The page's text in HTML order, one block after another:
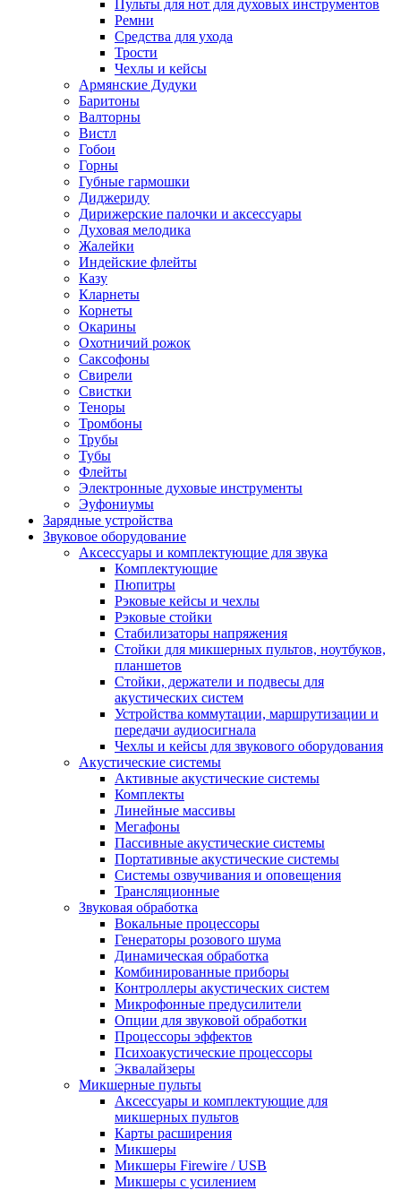
Пульты для нот для духовых инструментов
Ремни
Средства для ухода
Трости
Чехлы и кейсы
Армянские Дудуки
Баритоны
Валторны
Вистл
Гобои
Горны
Губные гармошки
Диджериду
Дирижерские палочки и аксессуары
Духовая мелодика
Жалейки
Индейские флейты
Казу
Кларнеты
Корнеты
Окарины
Охотничий рожок
Саксофоны
Свирели
Свистки
Теноры
Тромбоны
Трубы
Тубы
Флейты
Электронные духовые инструменты
Эуфониумы
Зарядные устройства
Звуковое оборудование
Аксессуары и комплектующие для звука
Комплектующие
Пюпитры
Рэковые кейсы и чехлы
Рэковые стойки
Стабилизаторы напряжения
Стойки для микшерных пультов, ноутбуков,
планшетов
Стойки, держатели и подвесы для
акустических систем
Устройства коммутации, маршрутизации и
передачи аудиосигнала
Чехлы и кейсы для звукового оборудования
Акустические системы
Активные акустические системы
Комплекты
Линейные массивы
Мегафоны
Пассивные акустические системы
Портативные акустические системы
Системы озвучивания и оповещения
Трансляционные
Звуковая обработка
Вокальные процессоры
Генераторы розового шума
Динамическая обработка
Комбинированные приборы
Контроллеры акустических систем
Микрофонные предусилители
Опции для звуковой обработки
Процессоры эффектов
Психоакустические процессоры
Эквалайзеры
Микшерные пульты
Аксессуары и комплектующие для
микшерных пультов
Карты расширения
Микшеры
Микшеры Firewire / USB
Микшеры с усилением